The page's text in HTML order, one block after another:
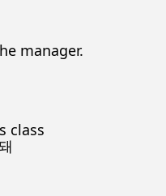
manager.
class